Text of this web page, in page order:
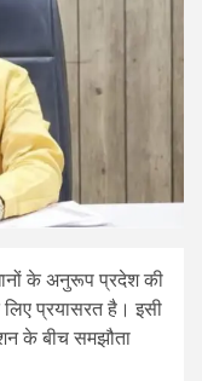
के अनुरूप प्रदेश की
लिए प्रयासरत है। इसी
के बीच समझौता